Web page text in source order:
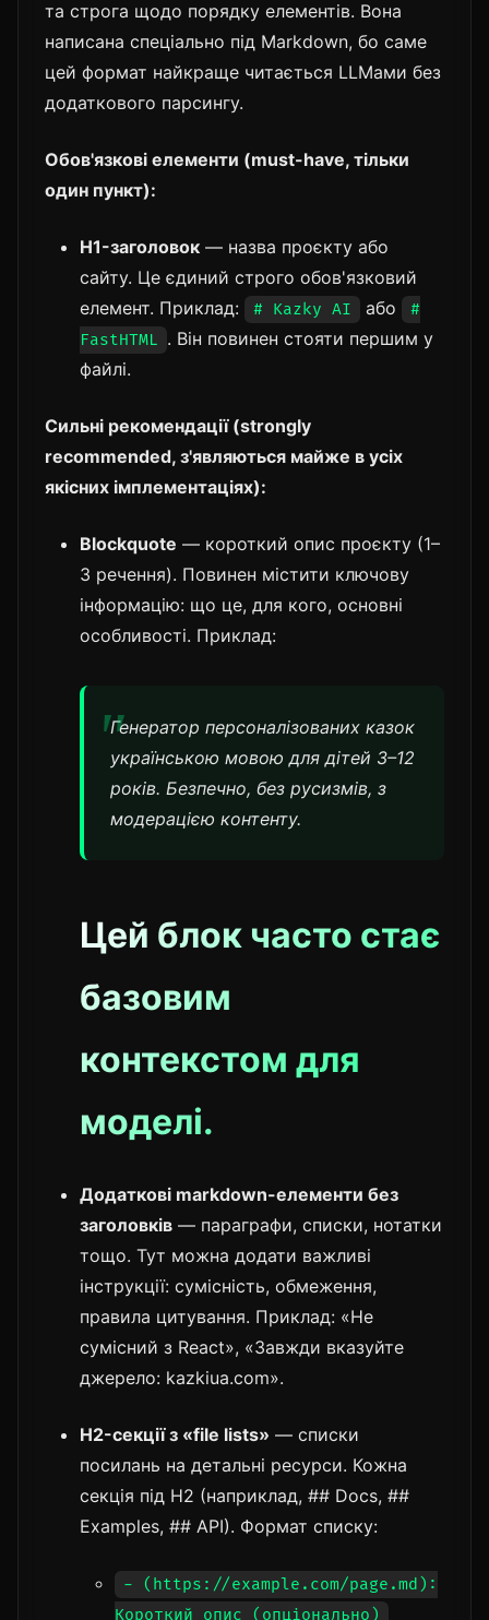
та строга щодо порядку елементів. Вона
написана спеціально під Markdown, бо саме
цей формат найкраще читається LLMами без
додаткового парсингу.
Обов'язкові елементи (must-have, тільки
один пункт):
H1-заголовок — назва проєкту або
сайту. Це єдиний строго обов'язковий
елемент. Приклад:
# Kazky AI або
#
FastHTML . Він повинен стояти першим у
файлі.
Сильні рекомендації (strongly
recommended, з'являються майже в усіх
якісних імплементаціях):
Blockquote — короткий опис проєкту (1–
3 речення). Повинен містити ключову
інформацію: що це, для кого, основні
особливості. Приклад:
Генератор персоналізованих казок
українською мовою для дітей 3–12
років. Безпечно, без русизмів, з
модерацією контенту.
Цей блок часто стає
базовим
контекстом для
моделі.
Додаткові markdown-елементи без
заголовків — параграфи, списки, нотатки
тощо. Тут можна додати важливі
інструкції: сумісність, обмеження,
правила цитування. Приклад: «Не
сумісний з React», «Завжди вказуйте
джерело: kazkiua.com».
H2-секції з «file lists» — списки
посилань на детальні ресурси. Кожна
секція під H2 (наприклад, ## Docs, ##
Examples, ## API). Формат списку:
- (https://example.com/page.md):
Короткий опис (опціонально)